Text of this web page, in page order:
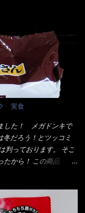
白)、かやく(小えびてん
魚介エキス、たん白加
脂)／加工でん粉、調味
ル色素、リン酸塩
(ビタミンE)、クチナシ
、ビタミンB1、香辛料
ば ・大豆・豚肉・やま
のたぬきの方が蒲鉾が
カロチン色素・・・
いか？？ ■カロリー
が辛さを醸し出してい
いけない！！ 私はペ
。 その後の獄激辛カ
はカップに敢えて辛
5！ 日清としては最上
食べてはいるけど、1年
憶力が、どうのこう
に欠けている商品と
てありゃしない！ カ
だけで出来る！それが
粉末スープの具も全
Bigカップだと、スー
こり、表層が泡立っ
プ丼型です。 こちら
実食
した！ メガドンキで
だろう！とツッコミ
判っております。 そこ
から！ この商品
） リニューアル前の
プ麺の方が話題性も